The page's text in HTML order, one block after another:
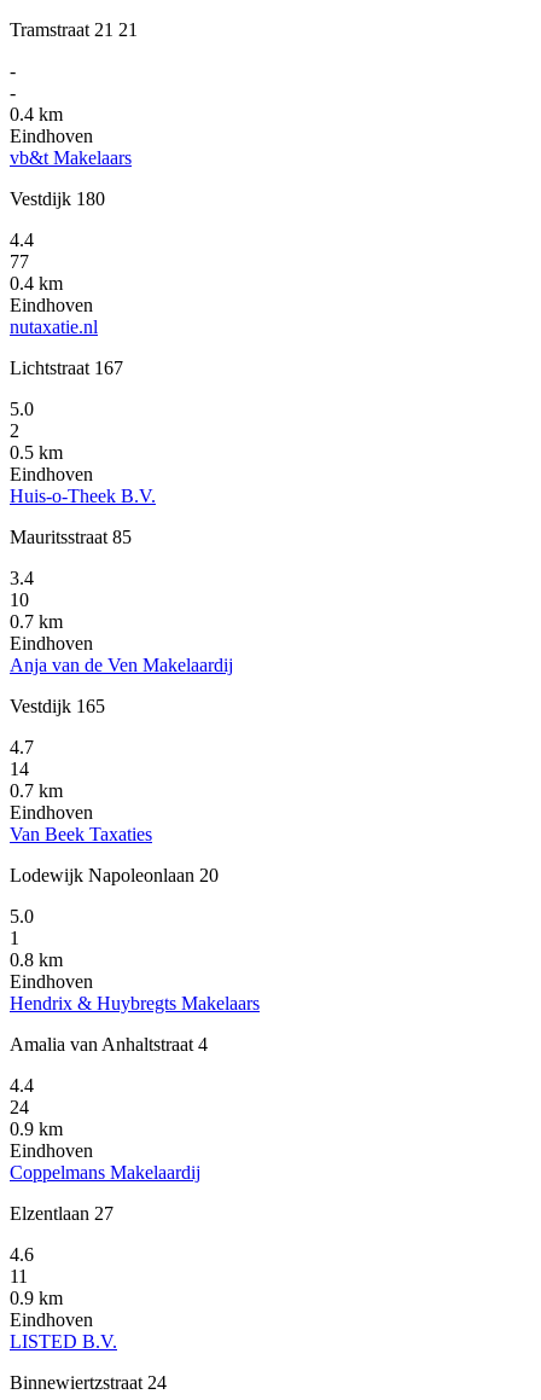
Tramstraat 21 21
-
-
0.4 km
Eindhoven
vb&t Makelaars
Vestdijk 180
4.4
77
0.4 km
Eindhoven
nutaxatie.nl
Lichtstraat 167
5.0
2
0.5 km
Eindhoven
Huis-o-Theek B.V.
Mauritsstraat 85
3.4
10
0.7 km
Eindhoven
Anja van de Ven Makelaardij
Vestdijk 165
4.7
14
0.7 km
Eindhoven
Van Beek Taxaties
Lodewijk Napoleonlaan 20
5.0
1
0.8 km
Eindhoven
Hendrix & Huybregts Makelaars
Amalia van Anhaltstraat 4
4.4
24
0.9 km
Eindhoven
Coppelmans Makelaardij
Elzentlaan 27
4.6
11
0.9 km
Eindhoven
LISTED B.V.
Binnewiertzstraat 24